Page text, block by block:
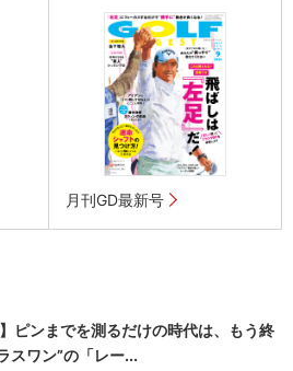
月刊GD最新号
】ピンまでを測るだけの時代は、もう終
ワン”の「レー...